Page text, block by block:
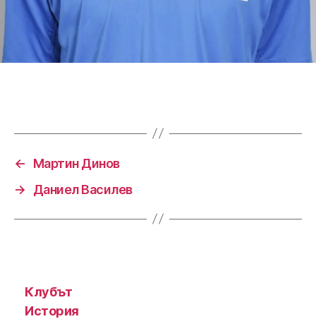
←
Мартин Динов
→
Даниел Василев
Клубът
История